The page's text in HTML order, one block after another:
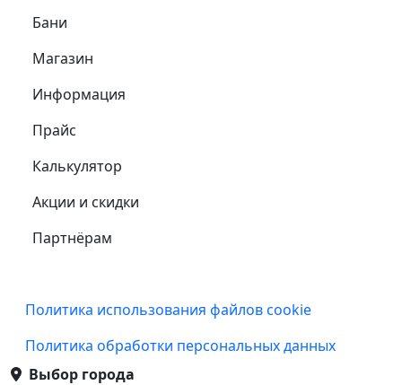
Самое важное
Бани
Магазин
Информация
Прайс
Калькулятор
Акции и скидки
Партнёрам
Подвал
Политика использования файлов cookie
Политика обработки персональных данных
Выбор города